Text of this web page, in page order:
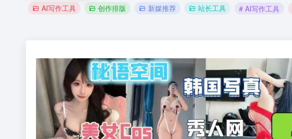
AI写作工具 创作排版 新媒推荐 站长工具 # AI写作工具